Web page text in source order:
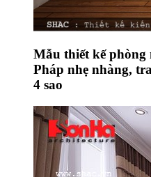
Mẫu thiết kế phòng
Pháp nhẹ nhàng,
4 sao